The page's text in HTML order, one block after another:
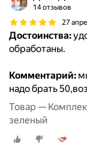
14 отзывов
27
Достоинства:
обработаны.
Комментарий:
надо брать
Товар —
зеленый